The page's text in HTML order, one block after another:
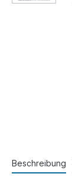
Beschreibung